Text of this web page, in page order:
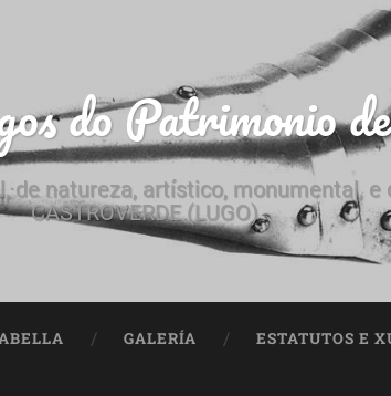
do Patrimonio
natureza, artístico, monumental, e
CASTROVERDE (LUGO)
GALERÍA ESTATUTOS E